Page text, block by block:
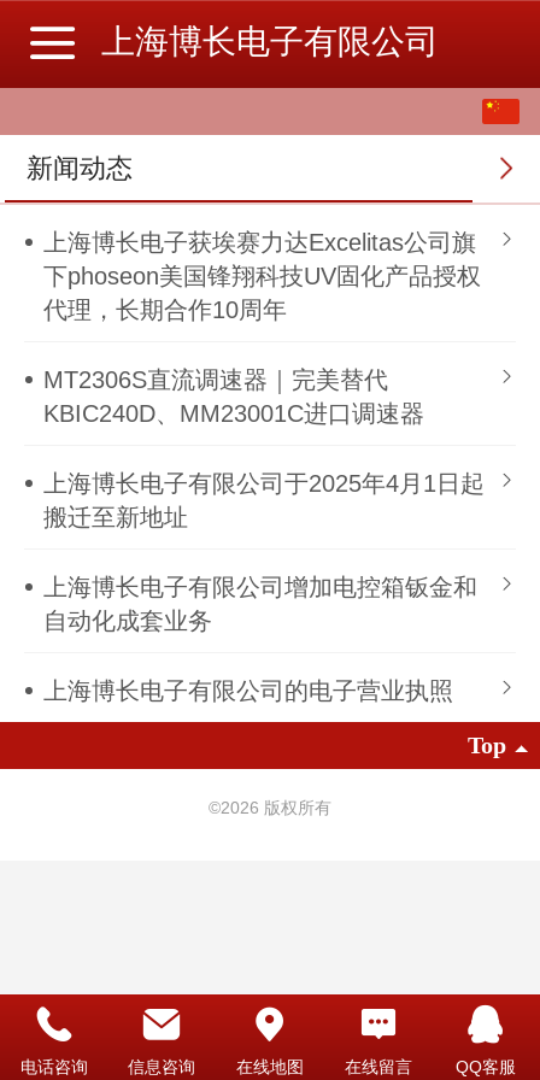
上海博长电子有限公司
新闻动态
上海博长电子获埃赛力达Excelitas公司旗
下phoseon美国锋翔科技UV固化产品授权
代理，长期合作10周年
MT2306S直流调速器｜完美替代
KBIC240D、MM23001C进口调速器
上海博长电子有限公司于2025年4月1日起
搬迁至新地址
上海博长电子有限公司增加电控箱钣金和
自动化成套业务
上海博长电子有限公司的电子营业执照
Top
©2026 版权所有
电话咨询 信息咨询 在线地图 在线留言 QQ客服